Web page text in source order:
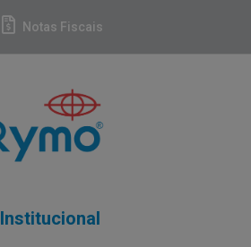
Notas Fiscais
Institucional